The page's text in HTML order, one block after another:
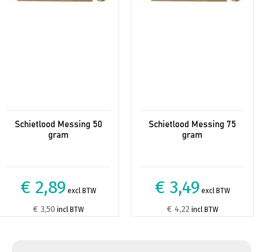
Schietlood Messing 50
gram
€ 2,89 excl BTW
€ 3,50 incl BTW
Schietlood Messing 75
gram
€ 3,49 excl BTW
€ 4,22 incl BTW